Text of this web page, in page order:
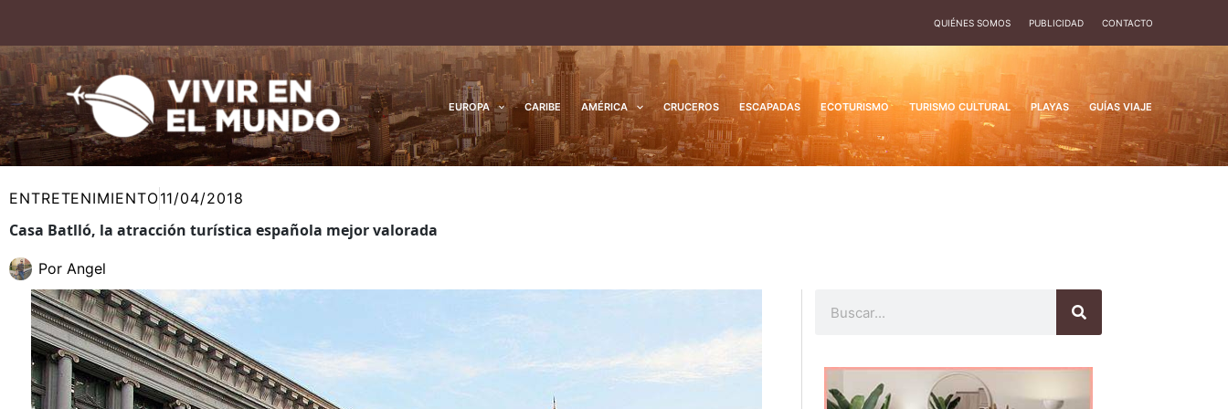
contenido
QUIÉNES SOMOS PUBLICIDAD CONTACTO
EUROPA CARIBE AMÉRICA CRUCEROS ESCAPADAS ECOTURISMO TURISMO CULTURAL PLAYAS GUÍAS VIAJE
ENTRETENIMIENTO11/04/2018
Casa Batlló, la atracción turística española mejor valorada
Por Angel